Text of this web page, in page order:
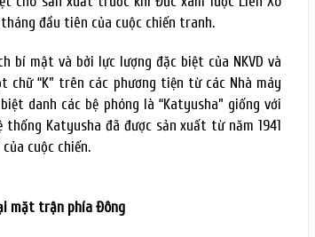
đầu tiên của cuộc chiến tranh.
bí mật và bởi lực lượng đặc biệt của NKVD và
“K” trên các phương tiện từ các Nhà máy
danh các bệ phóng là “Katyusha” giống với
Katyusha đã được sản xuất từ năm 1941
cuộc chiến.
mặt trận phía Đông